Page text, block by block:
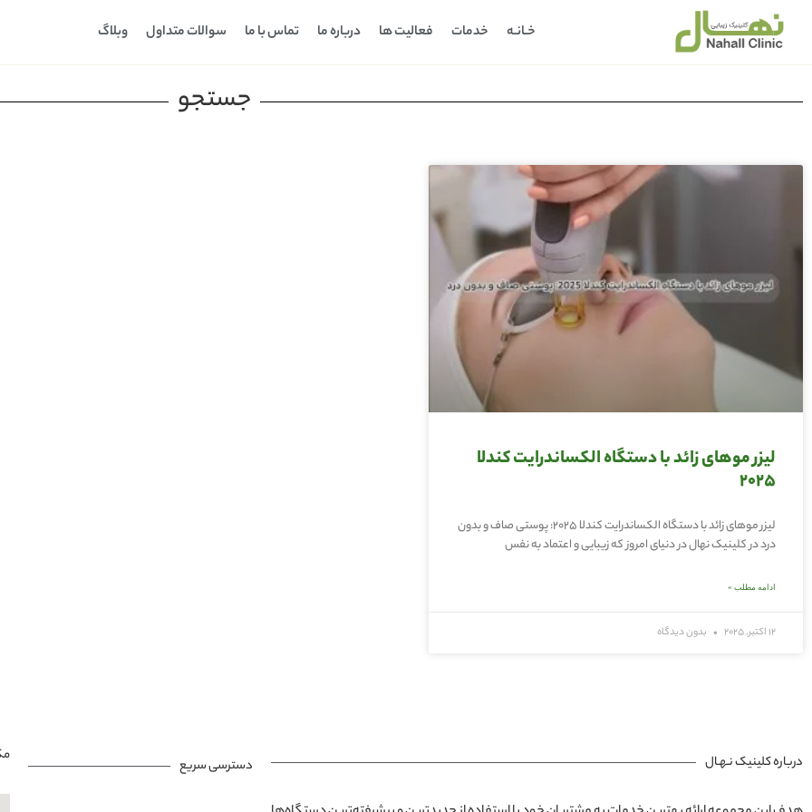
خـانـه خدمات فعالیت ها درباره ما تماس با ما سوالات متداول وبلاگ
جستجو
لیزر موهای زائد با دستگاه الکساندرایت کندلا
۲۰۲۵
لیزر موهای زائد با دستگاه الکساندرایت کندلا ۲۰۲۵: پوستی صاف و بدون
درد در کلینیک نهال در دنیای امروز که زیبایی و اعتماد به نفس
ادامه مطلب »
12 اکتبر, 2025 بدون دیدگاه
درباره کلینیک نـهـال دسترسی سریع